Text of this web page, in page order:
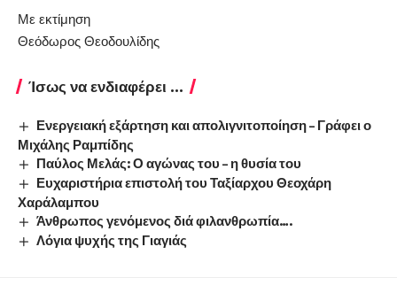
Με εκτίμηση
Θεόδωρος Θεοδουλίδης
Ίσως να ενδιαφέρει ...
Ενεργειακή εξάρτηση και απολιγνιτοποίηση – Γράφει ο
Μιχάλης Ραμπίδης
Παύλος Μελάς: Ο αγώνας του – η θυσία του
Ευχαριστήρια επιστολή του Ταξίαρχου Θεοχάρη
Χαράλαμπου
Άνθρωπος γενόμενος διά φιλανθρωπία….
Λόγια ψυχής της Γιαγιάς